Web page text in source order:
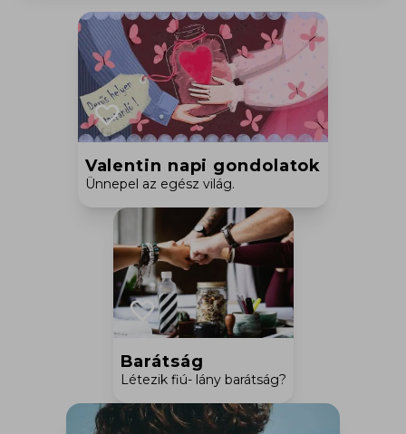
Valentin napi gondolatok
Ünnepel az egész világ.
Barátság
Létezik fiú- lány barátság?